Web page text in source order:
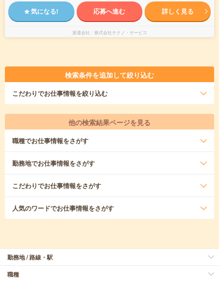
気になる! 応募へ進む 詳しく見る
派遣会社 株式会社テクノ・サービス
検索条件を追加して絞り込む
こだわりでお仕事情報を絞り込む
他の検索結果ページを見る
職種でお仕事情報をさがす
勤務地でお仕事情報をさがす
こだわりでお仕事情報をさがす
人気のワードでお仕事情報をさがす
勤務地 / 路線・駅
職種